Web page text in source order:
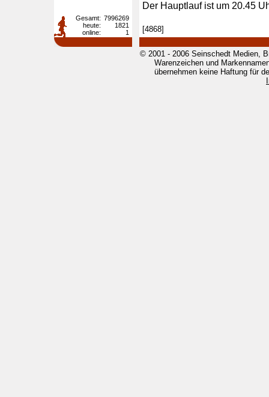
Der Hauptlauf ist um 20.45
[4868]
Gesamt: 7996269
heute:
1821
online:
1
© 2001 - 2006 Seinschedt Medien,
Warenzeichen und
übernehmen keine Haftung für